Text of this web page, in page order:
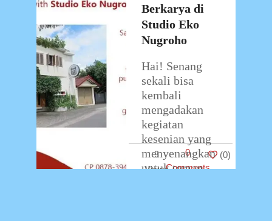
Berkarya di
Studio Eko
Nugroho
Hai! Senang
sekali bisa
kembali
mengadakan
kegiatan
kesenian yang
menyenangkan
untuk teman-
3
0
Comments
(0)